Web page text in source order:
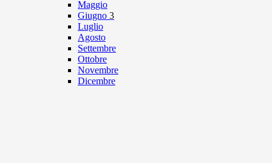
Maggio
Giugno 3
Luglio
Agosto
Settembre
Ottobre
Novembre
Dicembre